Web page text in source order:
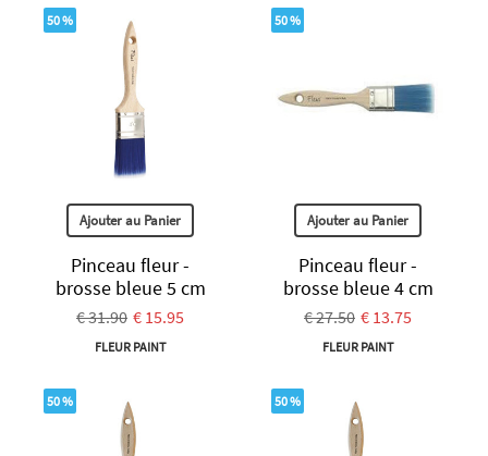
50 %
Ajouter au Panier
Pinceau fleur -
brosse bleue 5 cm
€ 31.90 € 15.95
FLEUR PAINT
50 %
Ajouter au Panier
Pinceau fleur -
brosse bleue 4 cm
€ 27.50 € 13.75
FLEUR PAINT
50 % 50 %